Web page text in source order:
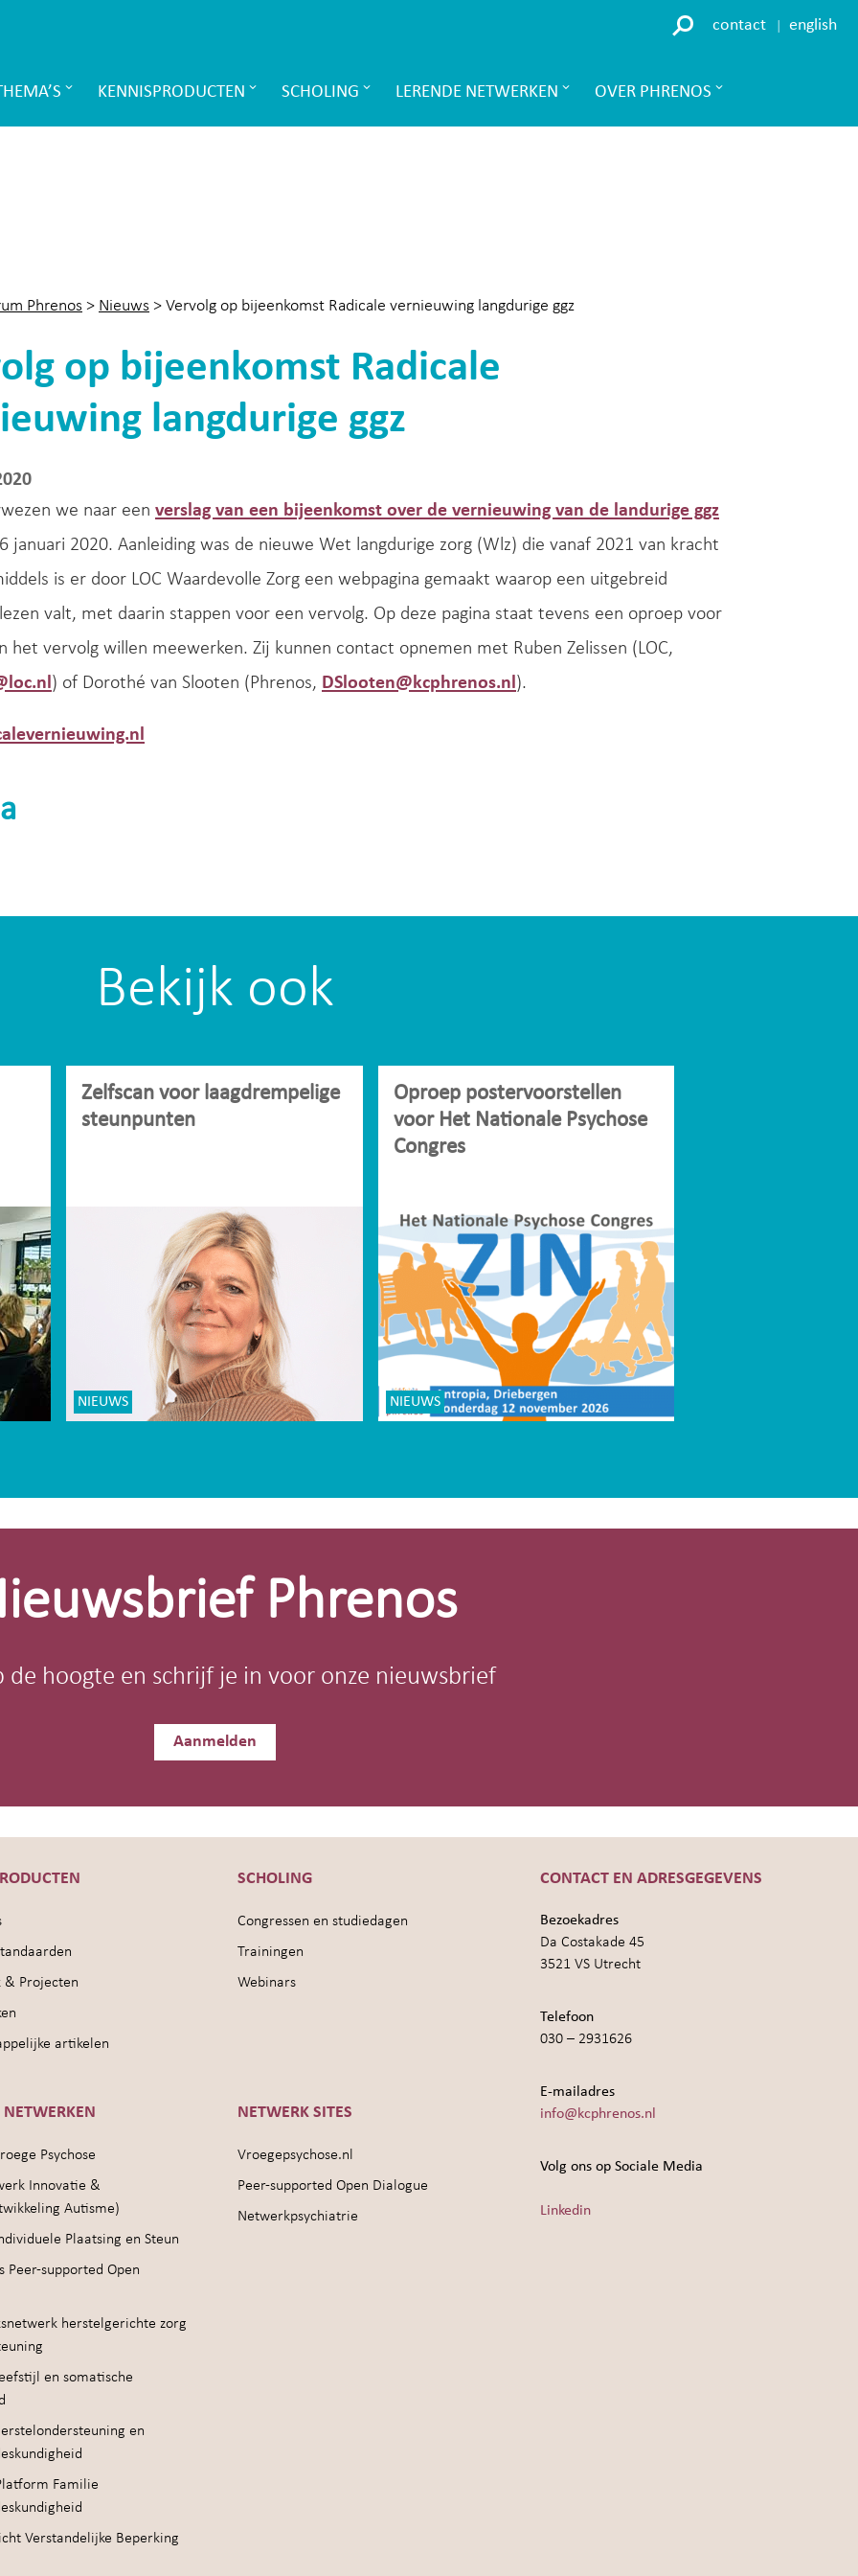
contact english
KENNISPRODUCTEN SCHOLING LERENDE NETWERKEN OVER PHRENOS
Phrenos > Nieuws > Vervolg op bijeenkomst Radicale vernieuwing langdurige ggz
op bijeenkomst Radicale
langdurige ggz
we naar een verslag van een bijeenkomst over de vernieuwing van de landurige ggz
januari 2020. Aanleiding was de nieuwe Wet langdurige zorg (Wlz) die vanaf 2021 van kracht
is er door LOC Waardevolle Zorg een webpagina gemaakt waarop een uitgebreid
valt, met daarin stappen voor een vervolg. Op deze pagina staat tevens een oproep voor
het vervolg willen meewerken. Zij kunnen contact opnemen met Ruben Zelissen (LOC,
) of Dorothé van Slooten (Phrenos, DSlooten@kcphrenos.nl ).
Bekijk ook
Zelfscan voor laagdrempelige
steunpunten
NIEUWS
Oproep postervoorstellen
voor Het Nationale Psychose
Congres
NIEUWS
Phrenos
de hoogte en schrijf je in voor onze nieuwsbrief
Aanmelden
& Projecten
artikelen
SCHOLING
Congressen en studiedagen
Trainingen
Webinars
NETWERKEN
Psychose
Innovatie &
Autisme)
Plaatsing en Steun
Peer-supported Open
herstelgerichte zorg
en somatische
en
Familie
Verstandelijke Beperking
NETWERK SITES
Vroegepsychose.nl
Peer-supported Open Dialogue
Netwerkpsychiatrie
CONTACT EN ADRESGEGEVENS
Bezoekadres
Da Costakade 45
3521 VS Utrecht
Telefoon
030 – 2931626
E-mailadres
info@kcphrenos.nl
Volg ons op Sociale Media
Linkedin